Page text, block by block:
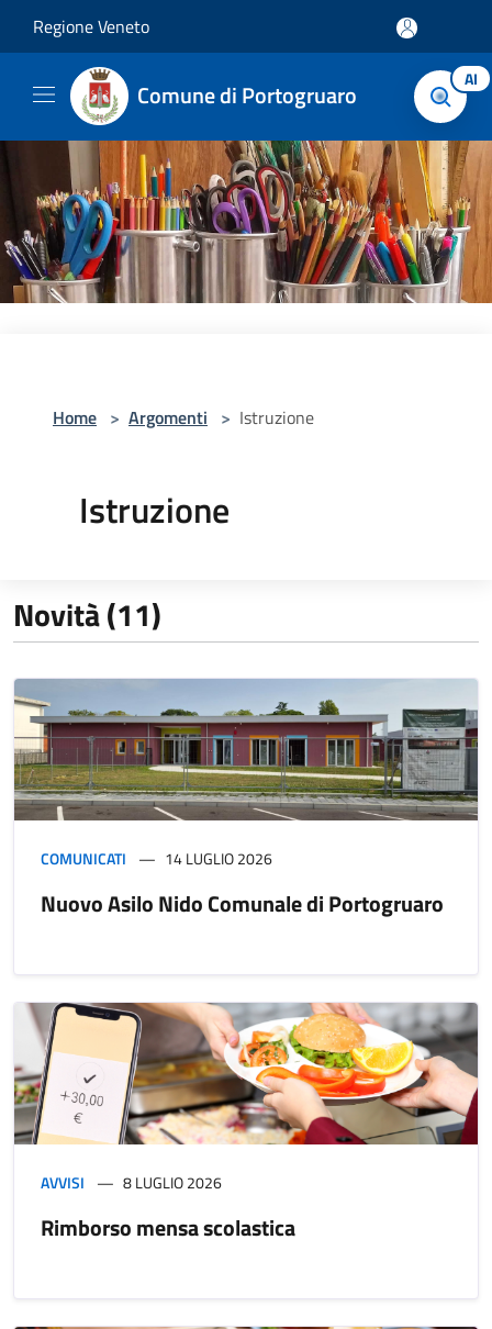
Regione Veneto
Comune di Portogruaro AI
Home > Argomenti > Istruzione
Istruzione
Novità (11)
COMUNICATI 14 LUGLIO 2026
Nuovo Asilo Nido Comunale di Portogruaro
AVVISI 8 LUGLIO 2026
Rimborso mensa scolastica